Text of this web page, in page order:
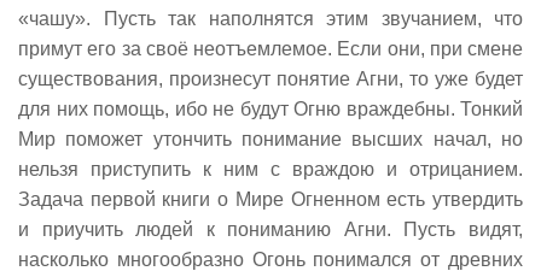
«чашу». Пусть так наполнятся этим звучанием, что
примут его за своё неотъемлемое. Если они, при смене
существования, произнесут понятие Агни, то уже будет
для них помощь, ибо не будут Огню враждебны. Тонкий
Мир поможет утончить понимание высших начал, но
нельзя приступить к ним с враждою и отрицанием.
Задача первой книги о Мире Огненном есть утвердить
и приучить людей к пониманию Агни. Пусть видят,
насколько многообразно Огонь понимался от древних